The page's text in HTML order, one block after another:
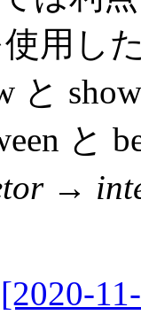
用し
と
と
→
[2020-